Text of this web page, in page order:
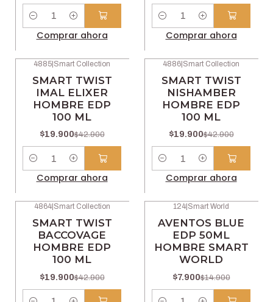
Cantidad
Comprar ahora
Cantidad
Comprar ahora
4885|Smart Collection
SMART TWIST
IMAL ELIXER
HOMBRE EDP
100 ML
$19.900$42.900
Comprar ahora
4886|Smart Collection
SMART TWIST
NISHAMBER
HOMBRE EDP
100 ML
$19.900$42.900
Comprar ahora
4864| Smart Collection
SMART TWIST
BACCOVAGE
HOMBRE EDP
100 ML
$19.900$42.900
124 Smart World
AVENTOS BLUE
EDP 50ML
HOMBRE SMART
WORLD
$7.900$14.900